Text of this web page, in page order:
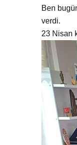
Ben
verdi.
23 Nisan